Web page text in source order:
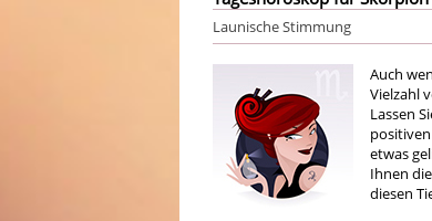
Launische Stimmung
Auch
Vielzahl
Lassen
etwas
Ihnen
diesen